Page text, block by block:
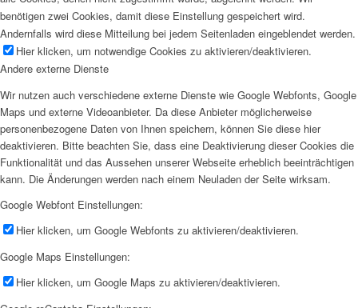
benötigen zwei Cookies, damit diese Einstellung gespeichert wird.
Andernfalls wird diese Mitteilung bei jedem Seitenladen eingeblendet werden.
Hier klicken, um notwendige Cookies zu aktivieren/deaktivieren.
Andere externe Dienste
Wir nutzen auch verschiedene externe Dienste wie Google Webfonts, Google
Maps und externe Videoanbieter. Da diese Anbieter möglicherweise
personenbezogene Daten von Ihnen speichern, können Sie diese hier
deaktivieren. Bitte beachten Sie, dass eine Deaktivierung dieser Cookies die
Funktionalität und das Aussehen unserer Webseite erheblich beeinträchtigen
kann. Die Änderungen werden nach einem Neuladen der Seite wirksam.
Google Webfont Einstellungen:
Hier klicken, um Google Webfonts zu aktivieren/deaktivieren.
Google Maps Einstellungen:
Hier klicken, um Google Maps zu aktivieren/deaktivieren.